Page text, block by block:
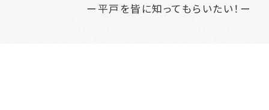
ー平戸を皆に知ってもらいたい！ー